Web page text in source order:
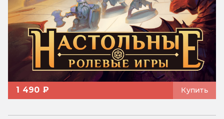
1 490 ₽ Купить